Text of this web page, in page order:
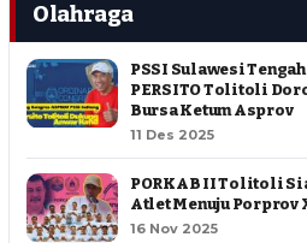
Olahraga
PSSI Sulawesi
PERSITO Tolitoli
Bursa Ketum Asprov
11 Des 2025
PORKAB II Tolitoli
Atlet Menuju Porprov
16 Nov 2025